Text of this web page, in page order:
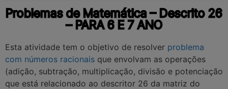
Problemas de Matemática – Descrito 26
– PARA 6 E 7 ANO
Esta atividade tem o objetivo de resolver problema
com números racionais que envolvam as operações
(adição, subtração, multiplicação, divisão e potenciação
que está relacionado ao descritor 26 da matriz do